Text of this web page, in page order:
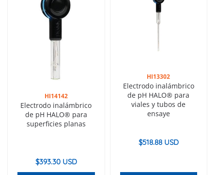
HI14142
Electrodo inalámbrico
de pH HALO® para
superficies planas
$393.30 USD
HI13302
Electrodo inalámbrico
de pH HALO® para
viales y tubos de
ensaye
$518.88 USD